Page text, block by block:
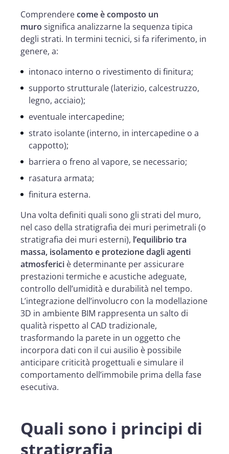
Comprenderecome è composto un
muro significa analizzarne la sequenza tipica
degli strati. In termini tecnici, si fa riferimento, in
genere, a:
intonaco interno o rivestimento di finitura;
supporto strutturale (laterizio, calcestruzzo,
legno, acciaio);
eventuale intercapedine;
strato isolante (interno, in intercapedine o a
cappotto);
barriera o freno al vapore, se necessario;
rasatura armata;
finitura esterna.
Una volta definiti quali sono gli strati del muro,
nel caso della stratigrafia dei muri perimetrali (o
stratigrafia dei muri esterni), l’equilibrio tra
massa, isolamento e protezione dagli agenti
atmosferici è determinante per assicurare
prestazioni termiche e acustiche adeguate,
controllo dell’umidità e durabilità nel tempo.
L’integrazione dell’involucro con la modellazione
3D in ambiente BIM rappresenta un salto di
qualità rispetto al CAD tradizionale,
trasformando la parete in un oggetto che
incorpora dati con il cui ausilio è possibile
anticipare criticità progettuali e simulare il
comportamento dell’immobile prima della fase
esecutiva.
Quali sono i principi di
stratigrafia